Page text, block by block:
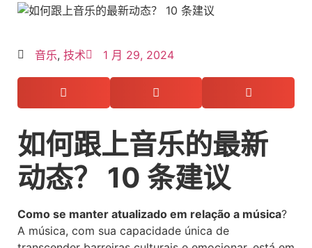
音乐, 技术 1 月 29, 2024
如何跟上音乐的最新
动态？ 10 条建议
Como se manter atualizado em relação a música?
A música, com sua capacidade única de